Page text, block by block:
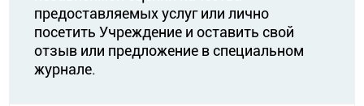
предоставляемых услуг или лично
посетить Учреждение и оставить свой
отзыв или предложение в специальном
журнале.